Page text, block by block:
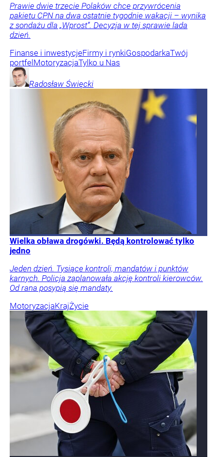
Prawie dwie trzecie Polaków chce przywrócenia
pakietu CPN na dwa ostatnie tygodnie wakacji – wynika
z sondażu dla „Wprost”. Decyzja w tej sprawie lada
dzień.
Finanse i inwestycjeFirmy i rynkiGospodarkaTwój
portfelMotoryzacjaTylko u Nas
Radosław Święcki
Wielka obława drogówki. Będą kontrolować tylko
jedno
Jeden dzień. Tysiące kontroli, mandatów i punktów
karnych. Policja zaplanowała akcję kontroli kierowców.
Od rana posypią się mandaty.
MotoryzacjaKrajŻycie